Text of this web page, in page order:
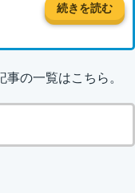
続きを読む
の一覧はこちら。